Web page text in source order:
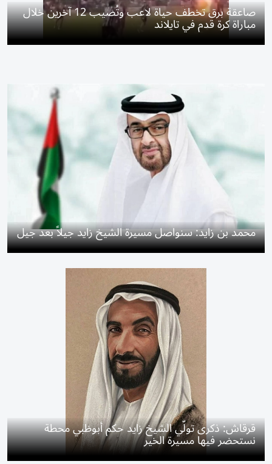
صاعقة برق تخطف حياة لاعب وتُصيب 12 آخرين خلال
مباراة كرة قدم في تايلاند
محمد بن زايد: سنواصل مسيرة الشيخ زايد جيلاً بعد جيل
قرقاش: ذكرى تولّي الشيخ زايد حكم أبوظبي محطة
نستحضر فيها مسيرة الخير